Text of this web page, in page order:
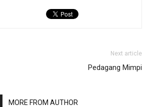
Next article
Pedagang Mimpi
MORE FROM AUTHOR